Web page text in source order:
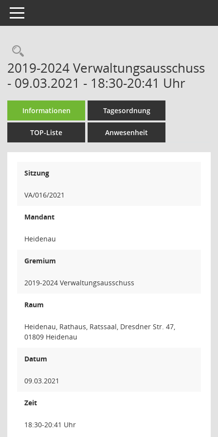
Toggle navigation
Rechercheauswahl
2019-2024 Verwaltungsausschuss
- 09.03.2021 - 18:30-20:41 Uhr
Informationen Tagesordnung
TOP-Liste Anwesenheit
Sitzung
VA/016/2021
Mandant
Heidenau
Gremium
2019-2024 Verwaltungsausschuss
Raum
Heidenau, Rathaus, Ratssaal, Dresdner Str. 47,
01809 Heidenau
Datum
09.03.2021
Zeit
18:30-20:41 Uhr